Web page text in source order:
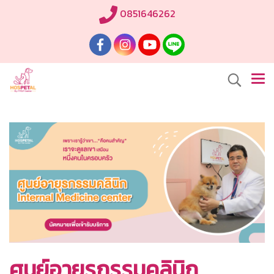
0851646262